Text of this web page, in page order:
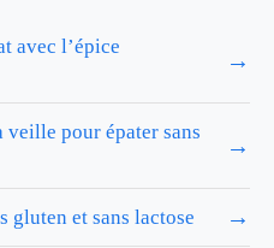
avec l’épice
→
pour épater sans
→
gluten et sans lactose →